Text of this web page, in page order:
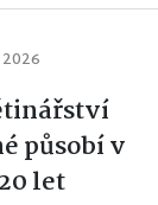
působí v
let